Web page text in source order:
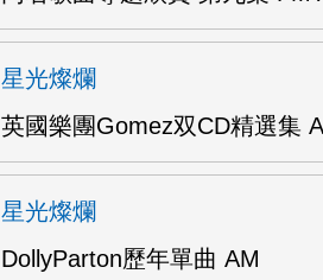
星光燦爛
英國樂團Gomez双CD精選集
星光燦爛
DollyParton歷年單曲 AM